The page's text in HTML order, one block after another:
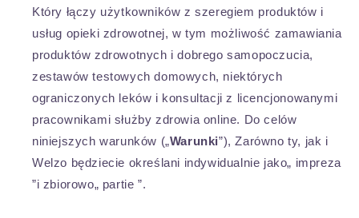
Który łączy użytkowników z szeregiem produktów i
usług opieki zdrowotnej, w tym możliwość zamawiania
produktów zdrowotnych i dobrego samopoczucia,
zestawów testowych domowych, niektórych
ograniczonych leków i konsultacji z licencjonowanymi
pracownikami służby zdrowia online. Do celów
niniejszych warunków („Warunki”), Zarówno ty, jak i
Welzo będziecie określani indywidualnie jako„ impreza
”i zbiorowo„ partie ”.